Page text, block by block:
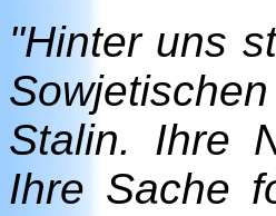
"Hinter uns
Stalin. Ihre
Ihre Sache